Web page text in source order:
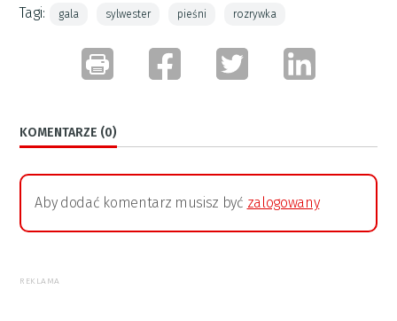
Tagi: gala sylwester pieśni rozrywka
KOMENTARZE (0)
Aby dodać komentarz musisz być zalogowany
REKLAMA